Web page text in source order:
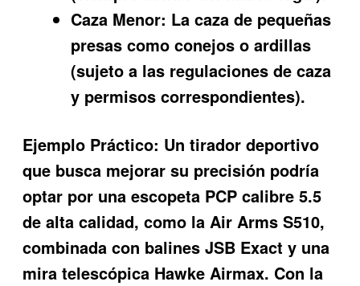
Caza Menor: La caza de pequeñas
presas como conejos o ardillas
(sujeto a las regulaciones de caza
y permisos correspondientes).
Ejemplo Práctico: Un tirador deportivo
que busca mejorar su precisión podría
optar por una escopeta PCP calibre 5.5
de alta calidad, como la Air Arms S510,
combinada con balines JSB Exact y una
mira telescópica Hawke Airmax. Con la